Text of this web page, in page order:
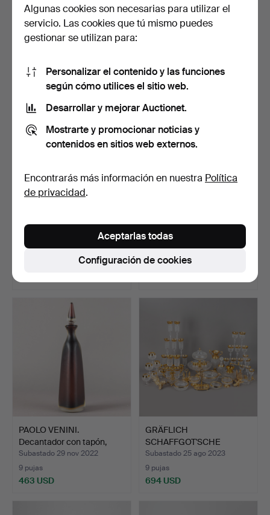
Colección de cristal con
montajes de metal…
110 USD
Lalique, jarrón grande «Tres
770 USD
Ocho romanos con
rebosaderos de colores y …
Subastado 30 sep 2025
Romanos con decoración
cortada, incluido N…
Subastado 11 mar 2026
10 pujas
PAOLO VENINI.
Decantador con tapón,
"Incis…
Subastado 29 nov 2022
9 pujas
463 USD
GRÄFLICH
SCHAFFGOT'SCHE
JOSEPHINENHÜTTE. y…
Subastado 25 ago 2023
9 pujas
694 USD
Algunas cookies son necesarias para utilizar el
servicio. Las cookies que tú mismo puedes
gestionar se utilizan para:
Personalizar el contenido y las funciones
según cómo utilices el sitio web.
Desarrollar y mejorar Auctionet.
Mostrarte y promocionar noticias y
contenidos en sitios web externos.
Encontrarás más información en nuestra Política
de privacidad.
Configuración de cookies
Aceptarlas todas